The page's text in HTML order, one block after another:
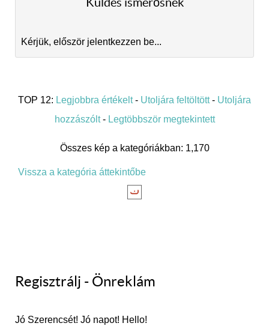
Kérjük, először jelentkezzen be...
TOP 12: Legjobbra értékelt- Utoljára feltöltött- Utoljára
hozzászólt- Legtöbbször megtekintett
Összes kép a kategóriákban: 1,170
Vissza a kategória áttekintőbe
Regisztrálj - Önreklám
Jó Szerencsét! Jó napot! Hello!